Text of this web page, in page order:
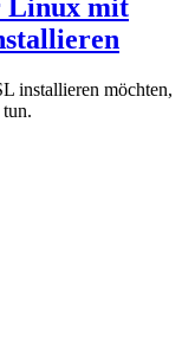
Linux mit
installieren möchten,